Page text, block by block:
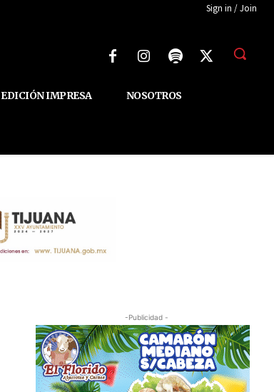
Sign in / Join
EDICIÓN IMPRESA NOSOTROS
-Publicidad -